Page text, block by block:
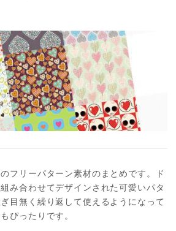
フリーパターン素材のまとめです。ド
み合わせてデザインされた可愛いパタ
目無く繰り返して使えるようになって
ぴったりです。